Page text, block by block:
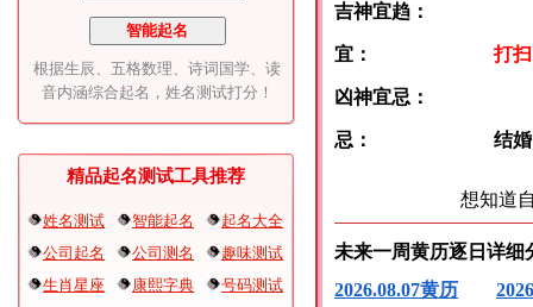
根据生辰、五格数理、诗词国学、读
音内涵综合起名，姓名测试打分！
精品起名测试工具推荐
姓名测试 智能起名
起名大全
公司起名
公司测名
趣味测试
生肖星座
康熙字典
号码测试
吉神宜趋：
宜： 打
凶神宜忌：
忌： 结
想知道
未来一周黄历逐日详细
2026.08.07黄历